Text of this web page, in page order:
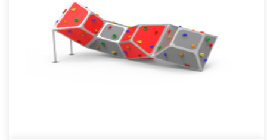
de grimpe urbaine BBox4 se démarque par son caractère à la
fois ..
Offre partenaire